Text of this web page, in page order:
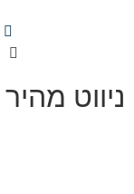
ניווט מהיר